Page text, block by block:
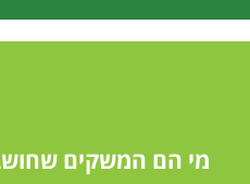
מי הם המשקים
יום שני - רביעי, 31/05-02/06 2027